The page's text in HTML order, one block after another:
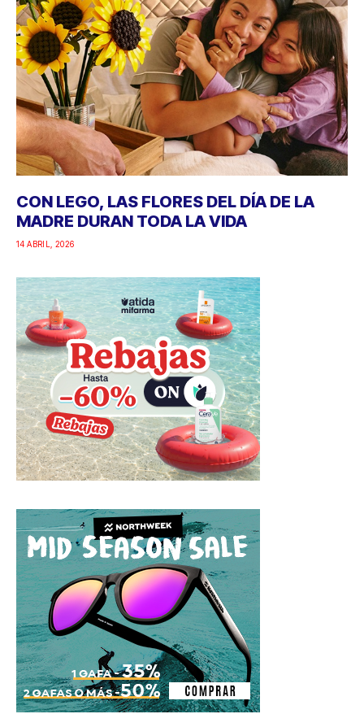
CON LEGO, LAS FLORES DEL DÍA DE LA
MADRE DURAN TODA LA VIDA
14 ABRIL, 2026